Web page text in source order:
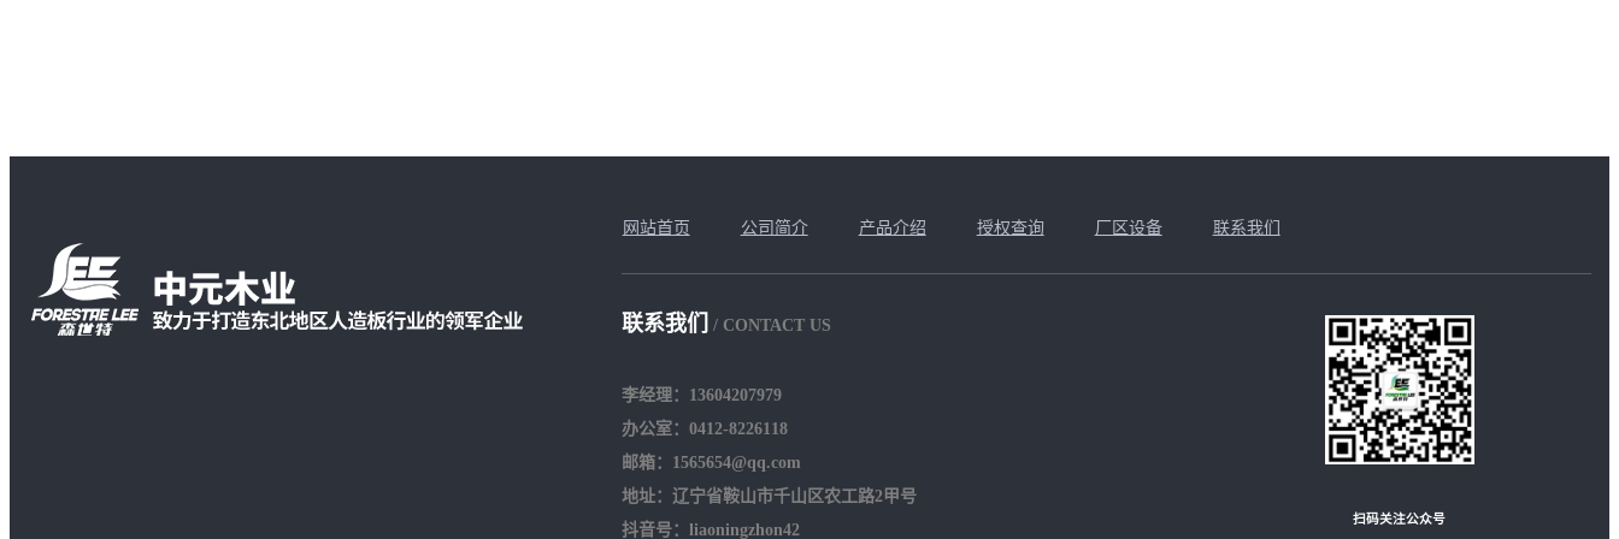
网站首页 公司简介 产品介绍 授权查询 厂区设备 联系我们
联系我们 / CONTACT US
李经理：13604207979
办公室：0412-8226118
邮箱：1565654@qq.com
地址：辽宁省鞍山市千山区农工路2甲号
抖音号：liaoningzhon42
扫码关注公众号